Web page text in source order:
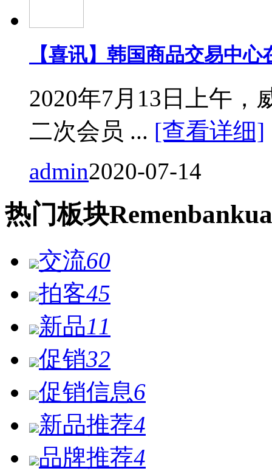
【喜讯】韩国商品交易中
2020年7月13日上午，
二次会员 ... [查看详细]
admin2020-07-14
热门板块Remen
交流60
拍客45
新品11
促销32
促销信息6
新品推荐4
品牌推荐4